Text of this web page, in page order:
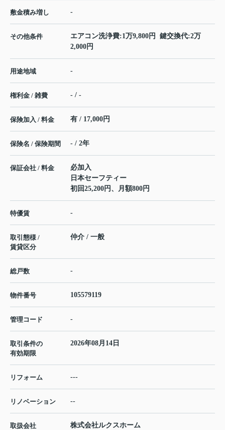
敷金積み増し -
その他条件
エアコン洗浄費:1万9,800円 鍵交換代:2万
2,000円
用途地域 -
権利金 / 雑費 - / -
保険加入 / 料金 有 / 17,000円
保険名 / 保険期間 - / 2年
保証会社 / 料金
必加入
日本セーフティー
初回25,200円、月額800円
特優賃 -
取引態様 /
賃貸区分
仲介 / 一般
総戸数 -
物件番号 105579119
管理コード -
取引条件の
有効期限
2026年08月14日
リフォーム ---
リノベーション --
取扱会社
株式会社ルクスホーム